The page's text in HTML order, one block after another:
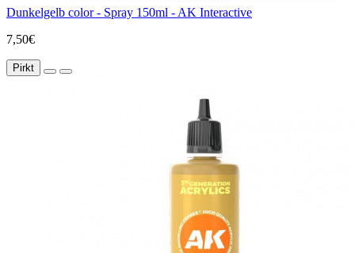
Dunkelgelb color - Spray 150ml - AK Interactive
7,50€
Pirkt